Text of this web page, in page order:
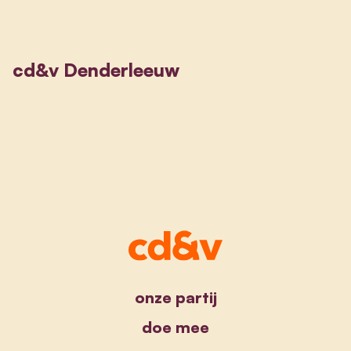
cd&v Denderleeuw
onze partij
doe mee